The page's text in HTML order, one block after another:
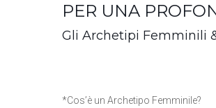
PER UNA
Gli Archetipi Femminili
*Cos’è un Archetipo Femminile?